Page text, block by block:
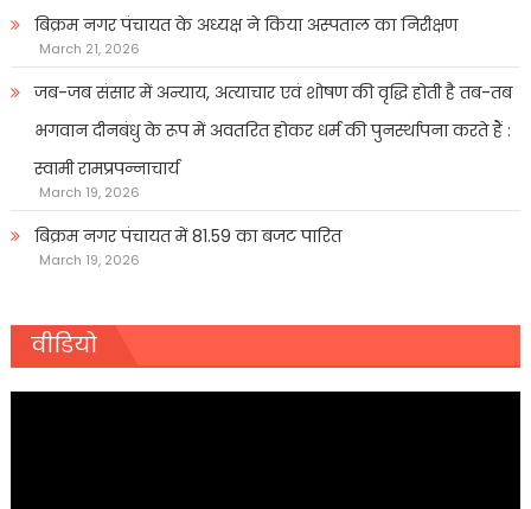
बिक्रम नगर पंचायत के अध्यक्ष ने किया अस्पताल का निरीक्षण
March 21, 2026
जब-जब संसार में अन्याय, अत्याचार एवं शोषण की वृद्धि होती है तब-तब
भगवान दीनबंधु के रूप में अवतरित होकर धर्म की पुनर्स्थापना करते हैं :
स्वामी रामप्रपन्नाचार्य
March 19, 2026
बिक्रम नगर पंचायत में 81.59 का बजट पारित
March 19, 2026
वीडियो